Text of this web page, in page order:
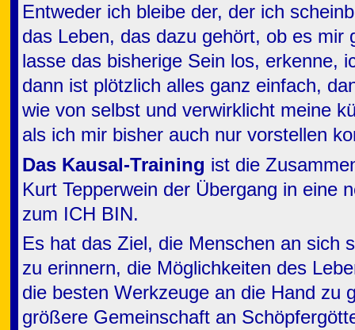
Entweder ich bleibe der, der ich
das Leben, das dazu gehört, ob es mir
lasse das bisherige Sein los, erkenne,
dann ist plötzlich alles ganz einfach,
wie von selbst und verwirklicht meine
als ich mir bisher auch nur vorstellen
Das Kausal-Training ist die
Kurt Tepperwein der Übergang in eine
zum ICH BIN.
Es hat das Ziel, die Menschen an sich
zu erinnern, die Möglichkeiten des
die besten Werkzeuge an die Hand zu
größere Gemeinschaft an